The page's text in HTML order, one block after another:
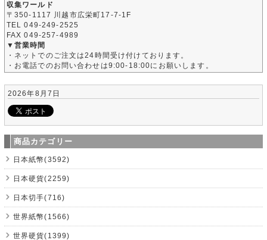
収集ワールド
〒350-1117 川越市広栄町17-7-1F
TEL 049-249-2525
FAX 049-257-4989
▼営業時間
・ネットでのご注文は24時間受け付けております。
・お電話でのお問い合わせは9:00-18:00にお願いします。
2026年8月7日
商品カテゴリー
日本紙幣(3592)
日本硬貨(2259)
日本切手(716)
世界紙幣(1566)
世界硬貨(1399)